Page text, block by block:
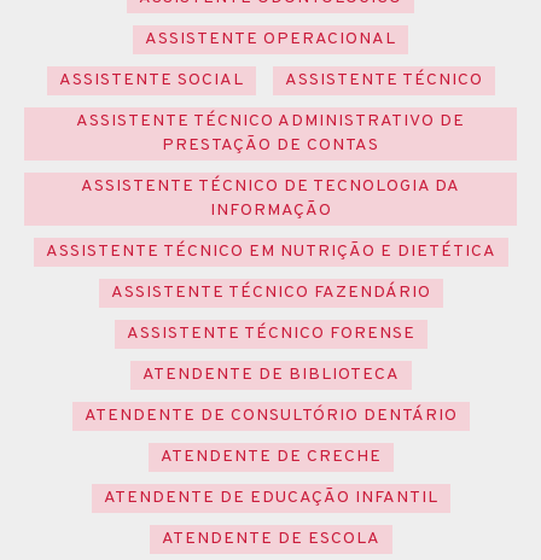
ASSISTENTE OPERACIONAL
ASSISTENTE SOCIAL
ASSISTENTE TÉCNICO
ASSISTENTE TÉCNICO ADMINISTRATIVO DE
PRESTAÇÃO DE CONTAS
ASSISTENTE TÉCNICO DE TECNOLOGIA DA
INFORMAÇÃO
ASSISTENTE TÉCNICO EM NUTRIÇÃO E DIETÉTICA
ASSISTENTE TÉCNICO FAZENDÁRIO
ASSISTENTE TÉCNICO FORENSE
ATENDENTE DE BIBLIOTECA
ATENDENTE DE CONSULTÓRIO DENTÁRIO
ATENDENTE DE CRECHE
ATENDENTE DE EDUCAÇÃO INFANTIL
ATENDENTE DE ESCOLA